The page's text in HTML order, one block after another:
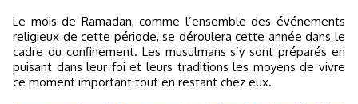
Le mois de Ramadan, comme l’ensemble des événements
religieux de cette période, se déroulera cette année dans le
cadre du confinement. Les musulmans s’y sont préparés en
puisant dans leur foi et leurs traditions les moyens de vivre
ce moment important tout en restant chez eux.